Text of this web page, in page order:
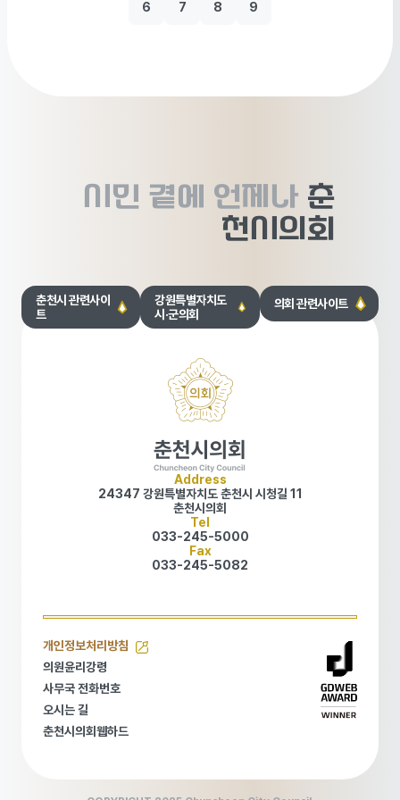
6 7 8 9
시민 곁에 언제나 춘
천시의회
춘천시 관련사이
트
강원특별자치도
시·군의회
의회 관련사이트
Address
24347 강원특별자치도 춘천시 시청길 11
춘천시의회
Tel
033-245-5000
Fax
033-245-5082
개인정보처리방침
의원윤리강령
의원윤리강령
사무국 전화번호
사무국 전화번호
오시는 길
오시는 길
춘천시의회웹하드
춘천시의회웹하드